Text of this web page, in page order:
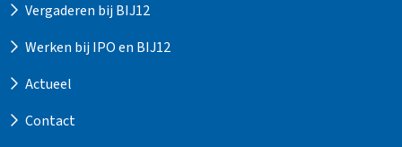
Vergaderen bij BIJ12
Werken bij IPO en BIJ12
Actueel
Contact